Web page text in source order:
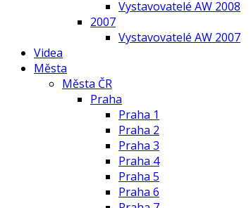
Vystavovatelé AW 2008
2007
Vystavovatelé AW 2007
Videa
Města
Města ČR
Praha
Praha 1
Praha 2
Praha 3
Praha 4
Praha 5
Praha 6